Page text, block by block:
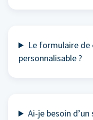
Le formulaire
personnalisable ?
Ai-je besoin